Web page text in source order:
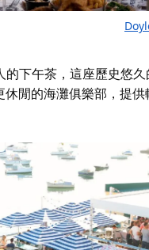
下午茶，這座歷史悠
休閒的海灘俱樂部，提